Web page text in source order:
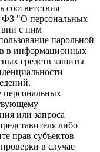
соответствия
ФЗ "О персональных
с ним
парольной
в информационных
средств защиты
персональных
или запроса
либо
прав субъектов
в случае